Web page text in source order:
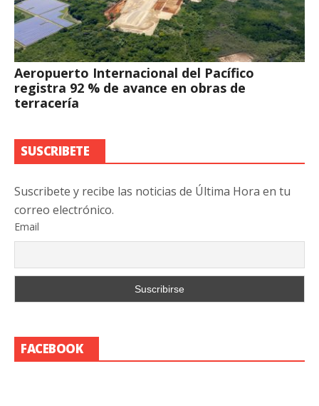
Aeropuerto Internacional del Pacífico
registra 92 % de avance en obras de
terracería
SUSCRIBETE
Suscribete y recibe las noticias de Última Hora en tu
correo electrónico.
Email
FACEBOOK